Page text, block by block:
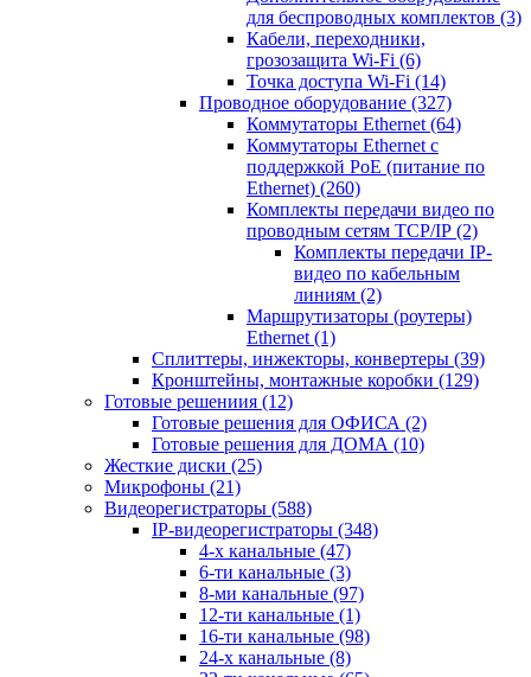
для беспроводных комплектов (3)
Кабели, переходники,
грозозащита Wi-Fi (6)
Точка доступа Wi-Fi (14)
Проводное оборудование (327)
Коммутаторы Ethernet (64)
Коммутаторы Ethernet с
поддержкой PoE (питание по
Ethernet) (260)
Комплекты передачи видео по
проводным сетям TCP/IP (2)
Комплекты передачи IP-
видео по кабельным
линиям (2)
Маршрутизаторы (роутеры)
Ethernet (1)
Сплиттеры, инжекторы, конвертеры (39)
Кронштейны, монтажные коробки (129)
Готовые решениия (12)
Готовые решения для ОФИСА (2)
Готовые решения для ДОМА (10)
Жесткие диски (25)
Микрофоны (21)
Видеорегистраторы (588)
IP-видеорегистраторы (348)
4-х канальные (47)
6-ти канальные (3)
8-ми канальные (97)
12-ти канальные (1)
16-ти канальные (98)
24-х канальные (8)